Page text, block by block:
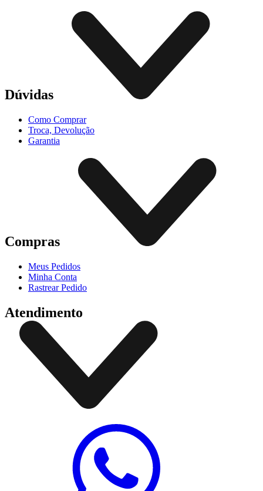
Dúvidas
Como Comprar
Troca, Devolução
Garantia
Compras
Meus Pedidos
Minha Conta
Rastrear Pedido
Atendimento